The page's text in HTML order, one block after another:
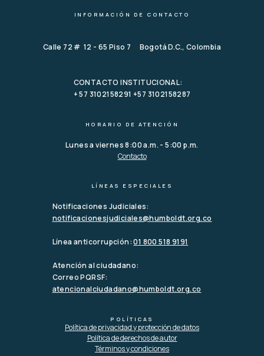
INFORMACIÓN DE CONTACTO
Calle 72 # 12 - 65 Piso 7 Bogotá D.C., Colombia
CONTACTO INSTITUCIONAL:
+ 57 3102158291 +57 3102158287
HORARIO DE ATENCIÓN
Lunes a viernes 8:00 a.m. - 5:00 p.m.
Contacto
LÍNEAS ESPECIALES
Notificaciones Judiciales:
notificacionesjudiciales@humboldt.org.co
Línea anticorrupción:01 800 518 9191
Atención al ciudadano:
Correo PQRSF:
atencionalciudadano@humboldt.org.co
POLÍTICAS
Política de privacidad y protección de datos
Política de derechos de autor
Términos y condiciones